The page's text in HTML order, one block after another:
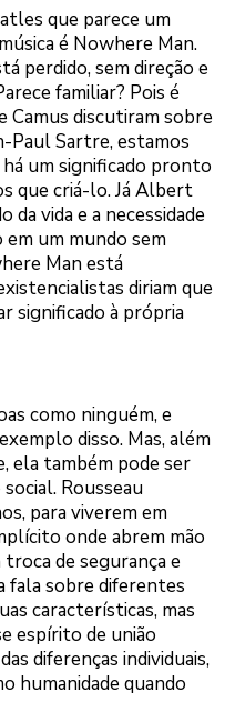
que parece um
é Nowhere Man.
perdido, sem direção e
familiar? Pois é
Camus discutiram sobre
Paul Sartre, estamos
um significado pronto
que criá-lo. Já Albert
da vida e a necessidade
um mundo sem
Man está
diriam que
significado à própria
como ninguém, e
disso. Mas, além
ela também pode ser
Rousseau
para viverem em
onde abrem mão
de segurança e
fala sobre diferentes
características, mas
espírito de união
diferenças individuais,
humanidade quando